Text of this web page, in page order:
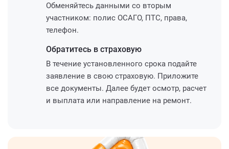
Обменяйтесь данными со вторым
участником: полис ОСАГО, ПТС, права,
телефон.
Обратитесь в страховую
В течение установленного срока подайте
заявление в свою страховую. Приложите
все документы. Далее будет осмотр, расчет
и выплата или направление на ремонт.